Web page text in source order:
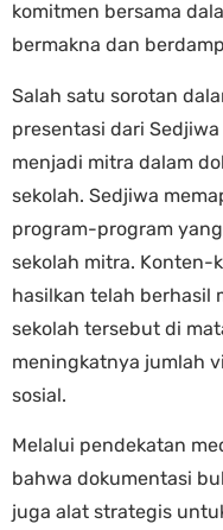
komitmen bersama
bermakna dan
Salah satu sorotan
presentasi dari
menjadi mitra dalam
sekolah. Sedjiwa
program-program
sekolah mitra. Konten-
hasilkan telah berhasil
sekolah tersebut di
meningkatnya jumlah
sosial.
Melalui pendekatan
bahwa dokumentasi
juga alat strategis